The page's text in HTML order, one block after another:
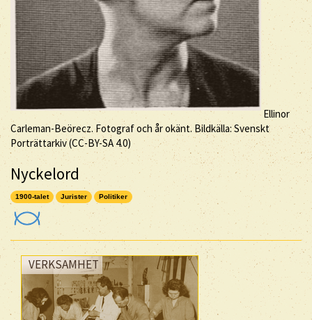
Ellinor
Carleman-Beörecz. Fotograf och år okänt. Bildkälla: Svenskt
Porträttarkiv (CC-BY-SA 4.0)
Nyckelord
1900-talet Jurister Politiker
VERKSAMHET